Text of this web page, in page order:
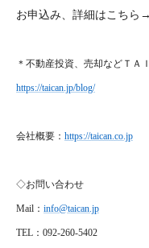
お申込み、詳細はこちら→
＊不動産投資、売却などＴＡ
https://taican.jp/blog/
会社概要： https://taican.co.jp
◇お問い合わせ
Mail ： info@taican.jp
TEL ：092-260-5402